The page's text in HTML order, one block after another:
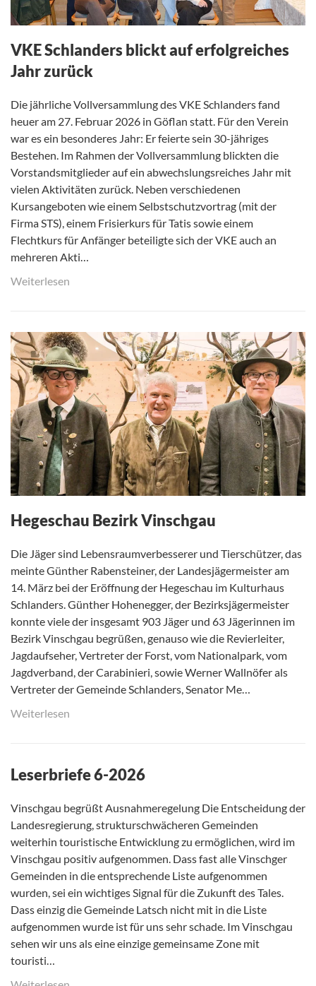
VKE Schlanders blickt auf erfolgreiches
Jahr zurück
Die jährliche Vollversammlung des VKE Schlanders fand
heuer am 27. Februar 2026 in Göflan statt. Für den Verein
war es ein besonderes Jahr: Er feierte sein 30-jähriges
Bestehen. Im Rahmen der Vollversammlung blickten die
Vorstandsmitglieder auf ein abwechslungsreiches Jahr mit
vielen Aktivitäten zurück. Neben verschiedenen
Kursangeboten wie einem Selbstschutzvortrag (mit der
Firma STS), einem Frisierkurs für Tatis sowie einem
Flechtkurs für Anfänger beteiligte sich der VKE auch an
mehreren Akti…
Weiterlesen
Hegeschau Bezirk Vinschgau
Die Jäger sind Lebensraumverbesserer und Tierschützer, das
meinte Günther Rabensteiner, der Landesjägermeister am
14. März bei der Eröffnung der Hegeschau im Kulturhaus
Schlanders. Günther Hohenegger, der Bezirksjägermeister
konnte viele der insgesamt 903 Jäger und 63 Jägerinnen im
Bezirk Vinschgau begrüßen, genauso wie die Revierleiter,
Jagdaufseher, Vertreter der Forst, vom Nationalpark, vom
Jagdverband, der Carabinieri, sowie Werner Wallnöfer als
Vertreter der Gemeinde Schlanders, Senator Me…
Weiterlesen
Leserbriefe 6-2026
Vinschgau begrüßt Ausnahmeregelung Die Entscheidung der
Landesregierung, strukturschwächeren Gemeinden
weiterhin touristische Entwicklung zu ermöglichen, wird im
Vinschgau positiv aufgenommen. Dass fast alle Vinschger
Gemeinden in die entsprechende Liste aufgenommen
wurden, sei ein wichtiges Signal für die Zukunft des Tales.
Dass einzig die Gemeinde Latsch nicht mit in die Liste
aufgenommen wurde ist für uns sehr schade. Im Vinschgau
sehen wir uns als eine einzige gemeinsame Zone mit
touristi…